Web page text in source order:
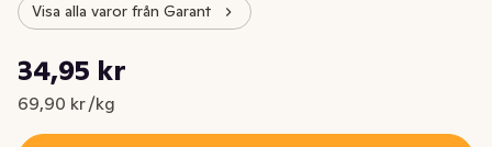
Visa alla varor från Garant
Nuvarande pris är: 34,95 kr
34,95 kr
69,90 kr /kg
Styckpris: 69,90 kr /kg